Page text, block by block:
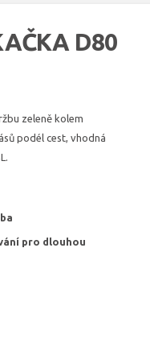
D80
zeleně kolem
podél cest, vhodná
pro dlouhou